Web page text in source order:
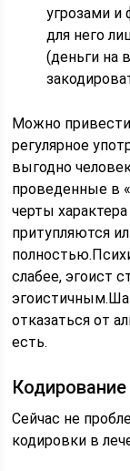
угрозами
для него
(деньги на
Можно
регулярное
выгодно
проведенные в
черты
притупляются
слабее, эгоист
отказаться от
есть.
Сейчас не
кодировки в